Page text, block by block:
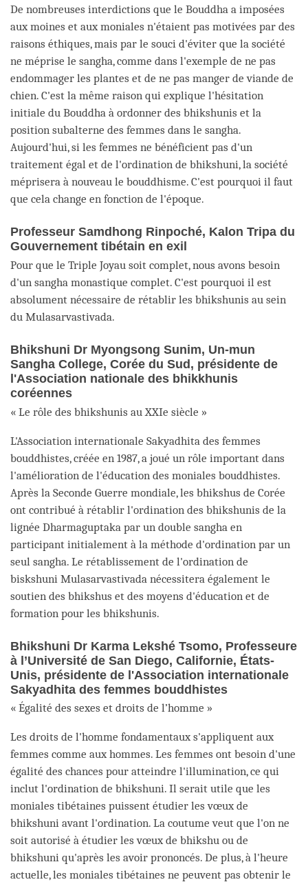
De nombreuses interdictions que le Bouddha a imposées
aux moines et aux moniales n'étaient pas motivées par des
raisons éthiques, mais par le souci d'éviter que la société
ne méprise le sangha, comme dans l'exemple de ne pas
endommager les plantes et de ne pas manger de viande de
chien. C'est la même raison qui explique l'hésitation
initiale du Bouddha à ordonner des bhikshunis et la
position subalterne des femmes dans le sangha.
Aujourd'hui, si les femmes ne bénéficient pas d'un
traitement égal et de l'ordination de bhikshuni, la société
méprisera à nouveau le bouddhisme. C'est pourquoi il faut
que cela change en fonction de l'époque.
Professeur Samdhong Rinpoché, Kalon Tripa du
Gouvernement tibétain en exil
Pour que le Triple Joyau soit complet, nous avons besoin
d'un sangha monastique complet. C'est pourquoi il est
absolument nécessaire de rétablir les bhikshunis au sein
du Mulasarvastivada.
Bhikshuni Dr Myongsong Sunim, Un-mun
Sangha College, Corée du Sud, présidente de
l'Association nationale des bhikkhunis
coréennes
« Le rôle des bhikshunis au XXIe siècle »
L'Association internationale Sakyadhita des femmes
bouddhistes, créée en 1987, a joué un rôle important dans
l'amélioration de l'éducation des moniales bouddhistes.
Après la Seconde Guerre mondiale, les bhikshus de Corée
ont contribué à rétablir l'ordination des bhikshunis de la
lignée Dharmaguptaka par un double sangha en
participant initialement à la méthode d'ordination par un
seul sangha. Le rétablissement de l'ordination de
biskshuni Mulasarvastivada nécessitera également le
soutien des bhikshus et des moyens d'éducation et de
formation pour les bhikshunis.
Bhikshuni Dr Karma Lekshé Tsomo, Professeure
à l’Université de San Diego, Californie, États-
Unis, présidente de l'Association internationale
Sakyadhita des femmes bouddhistes
« Égalité des sexes et droits de l’homme »
Les droits de l'homme fondamentaux s'appliquent aux
femmes comme aux hommes. Les femmes ont besoin d'une
égalité des chances pour atteindre l'illumination, ce qui
inclut l'ordination de bhikshuni. Il serait utile que les
moniales tibétaines puissent étudier les vœux de
bhikshuni avant l'ordination. La coutume veut que l'on ne
soit autorisé à étudier les vœux de bhikshu ou de
bhikshuni qu'après les avoir prononcés. De plus, à l'heure
actuelle, les moniales tibétaines ne peuvent pas obtenir le